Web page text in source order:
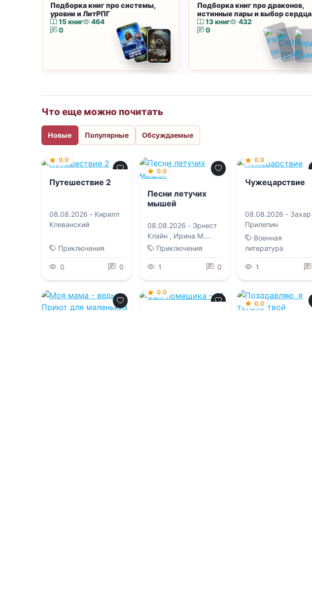
Подборка книг про системы,
уровни и ЛитРПГ
15 книг
464
0
Подборка книг про драконов,
истинные пары и выбор сердца
13 книг
432
0
Что еще можно почитать
Новые Популярные Обсуждаемые
0.0
Путешествие 2
08.08.2026 - Кирилл
Клеванский
Приключения
0 0
0.0
Песни летучих
мышей
08.08.2026 - Эрнест
Клайн , Ирина М.
Калинина
Приключения
1 0
0.0
Чужецарствие
08.08.2026 - Захар
Прилепин
Военная
литература
1
0.0
0.0